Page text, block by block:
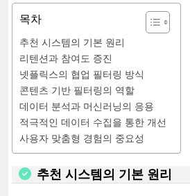
목차
추천 시스템의 기본 원리
리텐션과 참여도 증진
넷플릭스의 협업 필터링 방식
콘텐츠 기반 필터링의 역할
데이터 분석과 머신러닝의 응용
적극적인 데이터 수집을 통한 개선
사용자 맞춤형 경험의 중요성
추천 시스템의 기본 원리